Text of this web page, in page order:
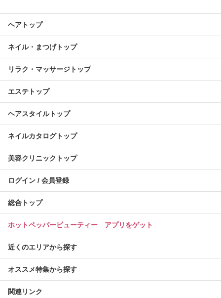
ヘアトップ
ネイル・まつげトップ
リラク・マッサージトップ
エステトップ
ヘアスタイルトップ
ネイルカタログトップ
美容クリニックトップ
ログイン / 会員登録
総合トップ
ホットペッパービューティー アプリをゲット
近くのエリアから探す
オススメ特集から探す
関連リンク